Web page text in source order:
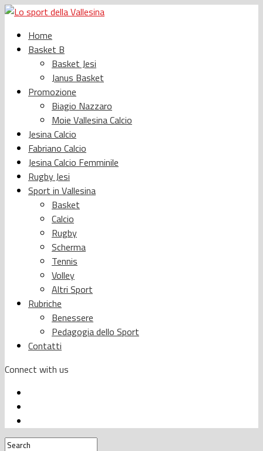
Home
Basket B
Basket Jesi
Janus Basket
Promozione
Biagio Nazzaro
Moie Vallesina Calcio
Jesina Calcio
Fabriano Calcio
Jesina Calcio Femminile
Rugby Jesi
Sport in Vallesina
Basket
Calcio
Rugby
Scherma
Tennis
Volley
Altri Sport
Rubriche
Benessere
Pedagogia dello Sport
Contatti
Connect with us